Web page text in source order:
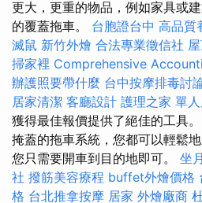
更大，更重的物品，例如家具或
的覆蓋拖車。 台胞證台中 高品質
滅鼠 新竹外燴 合法專業徵信社
掃家裡 Comprehensive
辦護照要帶什麼 台中按摩排毒討
居家清潔 客廳設計 護理之家 單
獲得最佳報價提供了絕佳的工具
掩蓋的拖車系統，您都可以輕鬆
您只需要開車到目的地即可。 坐
社 撥筋美容療程 buffet外燴價格
格 台北推拿按摩 居家 外燴廠商